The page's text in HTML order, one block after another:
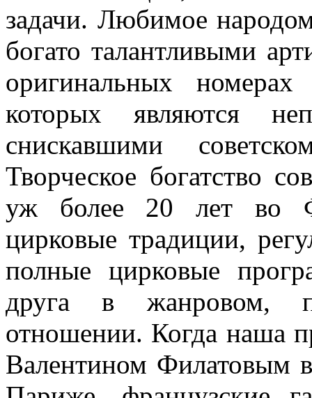
задачи. Любимое
богато талантливыми
оригиналь­ных
которых являются
снискавшими
Творческое богатство
уж более 20 лет во
цирковые традиции,
полные цирко­вые
друга в жанровом,
отношении. Когда наша
Валентином Филатовым